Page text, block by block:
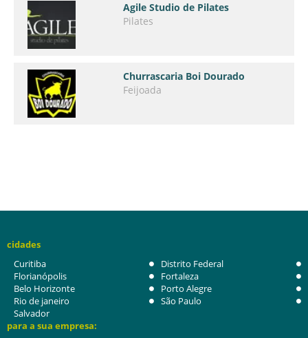
Agile Studio de Pilates
Pilates
Churrascaria Boi Dourado
Feijoada
cidades
Curitiba
Distrito Federal
Florianópolis
Fortaleza
Belo Horizonte
Porto Alegre
Rio de janeiro
São Paulo
Salvador
para a sua empresa: